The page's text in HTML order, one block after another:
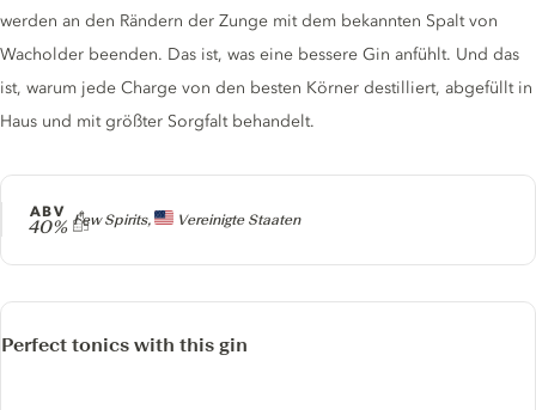
Producer
Few Spirits, Vereinigte Staaten
ABV
40%
werden an den Rändern der Zunge mit dem bekannten Spalt von
Wacholder beenden. Das ist, was eine bessere Gin anfühlt. Und das
ist, warum jede Charge von den besten Körner destilliert, abgefüllt in
Haus und mit größter Sorgfalt behandelt.
Perfect tonics with this gin